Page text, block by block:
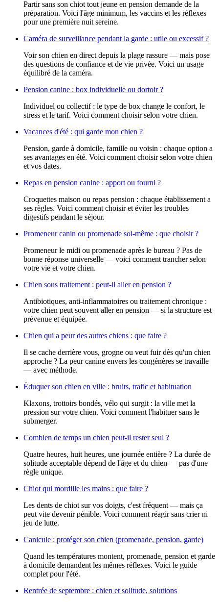
Partir sans son chiot tout jeune en pension demande de la
préparation. Voici l'âge minimum, les vaccins et les réflexes
pour une première nuit sereine.
Caméra de surveillance pendant la garde : utile ou excessif ?
Voir son chien en direct depuis la plage rassure — mais pose
des questions de confiance et de vie privée. Voici un usage
équilibré de la caméra.
Pension canine : box individuelle ou dortoir ?
Individuel ou collectif : le type de box change le confort, le
stress et le tarif. Voici comment choisir selon votre chien.
Vacances d'été : qui garde mon chien ?
Pension, garde à domicile, famille ou voisin : chaque option a
ses avantages en été. Voici comment choisir selon votre chien
et vos dates.
Repas en pension canine : apport ou fourni ?
Croquettes maison ou repas pension : chaque établissement a
ses règles. Voici comment choisir et éviter les troubles
digestifs pendant le séjour.
Promeneur canin ou promenade soi-même : que choisir ?
Promeneur le midi ou promenade après le bureau ? Pas de
bonne réponse universelle — voici comment trancher selon
votre vie et votre chien.
Chien sous traitement : peut-il aller en pension ?
Antibiotiques, anti-inflammatoires ou traitement chronique :
votre chien peut souvent aller en pension — si la structure est
prévenue et équipée.
Chien qui a peur des autres chiens : que faire ?
Il se cache derrière vous, grogne ou veut fuir dès qu'un chien
approche ? La peur canine envers les congénères se travaille
— avec méthode.
Éduquer son chien en ville : bruits, trafic et habituation
Klaxons, trottoirs bondés, vélo qui surgit : la ville met la
pression sur votre chien. Voici comment l'habituer sans le
submerger.
Combien de temps un chien peut-il rester seul ?
Quatre heures, huit heures, une journée entière ? La durée de
solitude acceptable dépend de l'âge et du chien — pas d'une
règle unique.
Chiot qui mordille les mains : que faire ?
Les dents de chiot sur vos doigts, c'est fréquent — mais ça
peut vite devenir pénible. Voici comment réagir sans crier ni
jeu de lutte.
Canicule : protéger son chien (promenade, pension, garde)
Quand les températures montent, promenade, pension et garde
à domicile demandent les mêmes réflexes. Voici le guide
complet pour l'été.
Rentrée de septembre : chien et solitude, solutions